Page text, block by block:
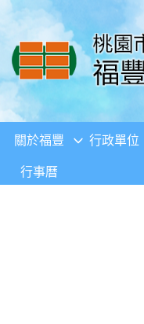
移至網頁之主要內容區位置
關於福豐 行政單位
行事曆